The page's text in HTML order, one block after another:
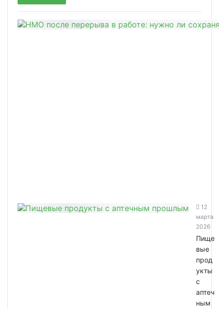
12
марта
2026
Пище
вые
прод
укты
с
аптеч
ным